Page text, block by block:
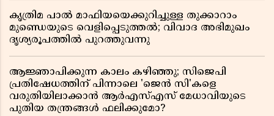
കൃത്രിമ പാൽ മാഫിയയെക്കുറിച്ചുള്ള തുക്കാറാം
മുണ്ഡെയുടെ വെളിപ്പെടുത്തൽ; വിവാദ അഭിമുഖം
ദൃശ്യരൂപത്തിൽ പുറത്തുവന്നു
ആജ്ഞാപിക്കുന്ന കാലം കഴിഞ്ഞു; സിജെപി
പ്രതിഷേധത്തിന് പിന്നാലെ 'ജെൻ സി'കളെ
വരുതിയിലാക്കാൻ ആർഎസ്എസ് മേധാവിയുടെ
പുതിയ തന്ത്രങ്ങൾ ഫലിക്കുമോ?